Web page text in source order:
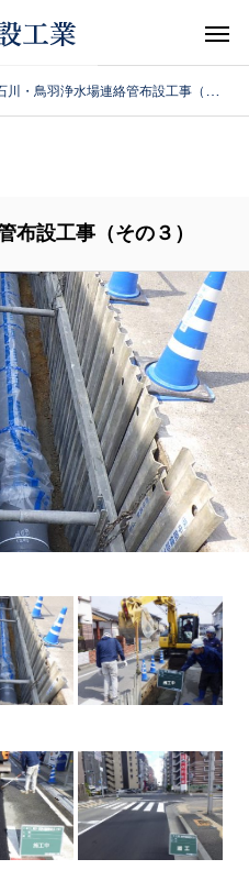
・鳥羽浄水場連絡管布設工事（その３）
布設工事（その３）